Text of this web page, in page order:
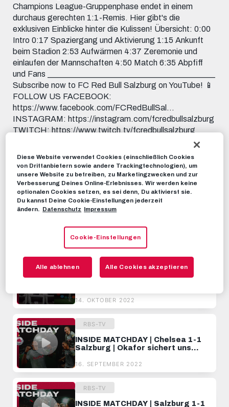
Champions League-Gruppenphase endet in einem
durchaus gerechten 1:1-Remis. Hier gibt's die
exklusiven Einblicke hinter die Kulissen! Übersicht: 0:00
Intro 0:17 Spaziergang und Aktivierung 1:15 Ankunft
beim Stadion 2:53 Aufwärmen 4:37 Zeremonie und
einlaufen der Mannschaften 4:50 Match 6:35 Abpfiff
und Fans _________________________________________
Subscribe now to FC Red Bull Salzburg on YouTube! 📱
FOLLOW US FACEBOOK:
https://www.facebook.com/FCRedBullSal...
INSTAGRAM: https://instagram.com/fcredbullsalzburg
TWITCH: https://www.twitch.tv/fcredbullsalzburg
TWITTER: https://twitter.com/redbullsalzburg 🎟️ GET
RBS-TV 14. OKTOBER 2022
Dieses Video teilen:
EMPFOHLENE VIDEOS
RBS-TV
INSIDE MATCHDAY | Dinamo
trifft erstmals in der Champions
League
14. OKTOBER 2022
RBS-TV
INSIDE MATCHDAY | Chelsea 1-1
Salzburg | Okafor sichert uns
League
16. SEPTEMBER 2022
RBS-TV
INSIDE MATCHDAY | Salzburg 1-1
Diese Website verwendet Cookies (einschließlich Cookies
von Drittanbietern sowie andere Trackingtechnologien), um
unsere Website zu betreiben, zu Marketingzwecken und zur
Verbesserung Deines Online-Erlebnisses. Wir werden keine
optionalen Cookies setzen, es sei denn, Du aktivierst sie.
Du kannst Deine Cookie-Einstellungen jederzeit
ändern. Datenschutz Impressum
Cookie-Einstellungen
Alle ablehnen Alle Cookies akzeptieren